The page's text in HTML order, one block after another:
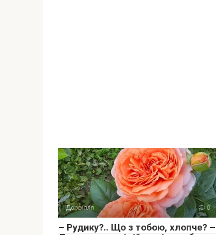
Дозвілля 0
– Рудику?.. Що з тобою, хлопче? –